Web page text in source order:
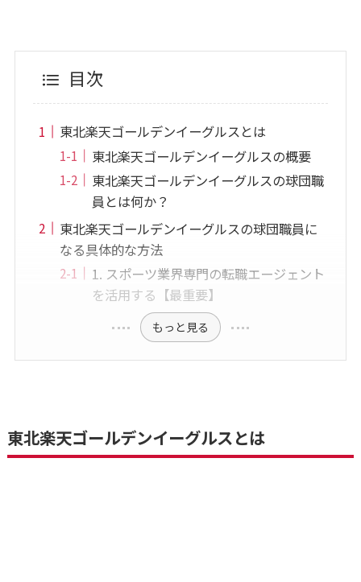
目次
東北楽天ゴールデンイーグルスとは
東北楽天ゴールデンイーグルスの概要
東北楽天ゴールデンイーグルスの球団職
員とは何か？
東北楽天ゴールデンイーグルスの球団職員に
なる具体的な方法
1. スポーツ業界専門の転職エージェント
を活用する【最重要】
もっと見る
東北楽天ゴールデンイーグルスとは